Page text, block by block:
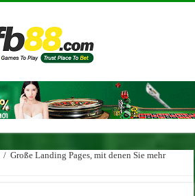
/ Große Landing Pages, mit denen Sie mehr